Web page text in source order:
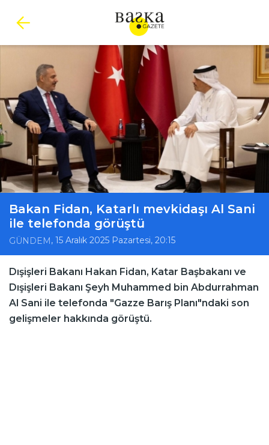
Bakan Fidan, Katarlı mevkidaşı Al Sani
ile telefonda görüştü
GÜNDEM, 15 Aralık 2025 Pazartesi, 20:15
Dışişleri Bakanı Hakan Fidan, Katar Başbakanı ve
Dışişleri Bakanı Şeyh Muhammed bin Abdurrahman
Al Sani ile telefonda "Gazze Barış Planı"ndaki son
gelişmeler hakkında görüştü.